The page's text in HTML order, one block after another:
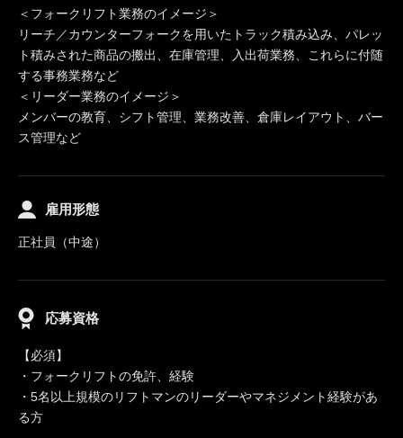
＜フォークリフト業務のイメージ＞
リーチ／カウンターフォークを用いたトラック積み込み、パレッ
ト積みされた商品の搬出、在庫管理、入出荷業務、これらに付随
する事務業務など
＜リーダー業務のイメージ＞
メンバーの教育、シフト管理、業務改善、倉庫レイアウト、バー
ス管理など
雇用形態
正社員（中途）
応募資格
【必須】
・フォークリフトの免許、経験
・5名以上規模のリフトマンのリーダーやマネジメント経験があ
る方